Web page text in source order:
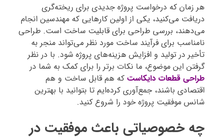
هر زمان که درخواست پروژه جدیدی برای ریخته‌گری
دریافت می‌کنید، یکی از اولین کارهایی که مهندسین انجام
می‌دهند، بررسی طراحی برای قابلیت ساخت است. طراحی
نامناسب برای فرآیند ساخت مورد نظر می‌تواند منجر به
تأخیر در تولید و افزایش هزینه‌های پروژه شود. با در نظر
گرفتن این موضوع، ما نکات برتر را برای کمک به شما در
طراحی قطعات دایکاست که هم قابل ساخت و هم
اقتصادی باشند، جمع‌آوری کرده‌ایم تا بتوانید با بهترین
شانس موفقیت پروژه خود را شروع کنید.
چه خصوصیاتی باعث موفقیت در